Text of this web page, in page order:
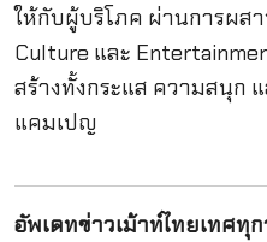
ให้กับผู้บริโภค ผ่านการผส
Culture และ
สร้างทั้งกระแส ความสนุก
แคมเปญ
อัพเดทข่าวเม้าท์ไทยเทศทุ